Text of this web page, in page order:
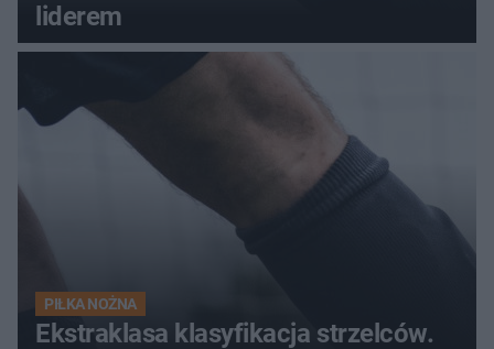
liderem
PIŁKA NOŻNA
Ekstraklasa klasyfikacja strzelców.